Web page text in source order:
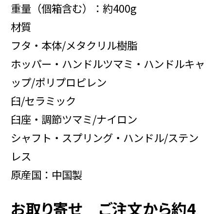
重量（個箱含む）：約400g
材質
フタ・本体/メタクリル樹脂
ホッパー・ハンドルツマミ・ハンドルキャ
ップ/ポリプロピレン
臼/セラミック
臼座・調節ツマミ/ナイロン
シャフト・スプリング・ハンドル/ステン
レス
原産国：中国製
お取り寄せ ご注文から約4